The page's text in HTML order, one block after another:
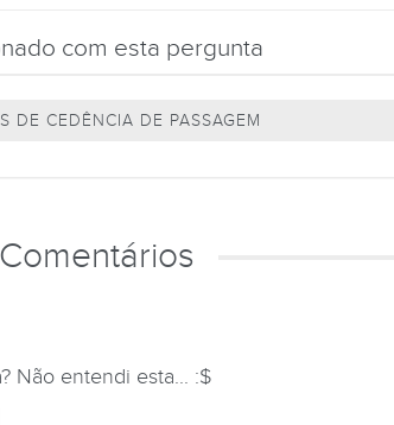
com esta pergunta
DE CEDÊNCIA DE PASSAGEM
Comentários
Não entendi esta... :$